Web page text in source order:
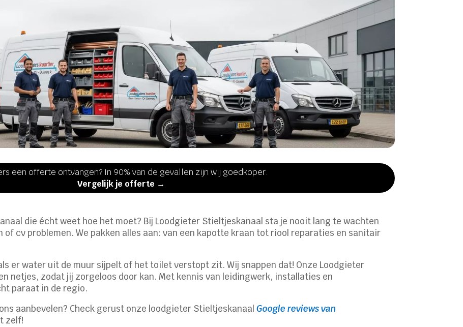
een offerte ontvangen? In 90% van de gevallen zijn wij goedkoper.
Vergelijk je offerte →
die écht weet hoe het moet? Bij Loodgieter Stieltjeskanaal sta je nooit lang te wachten
of cv problemen. We pakken alles aan: van een kapotte kraan tot riool reparaties en sanitair
er water uit de muur sijpelt of het toilet verstopt zit. Wij snappen dat! Onze Loodgieter
netjes, zodat jij zorgeloos door kan. Met kennis van leidingwerk, installaties en
paraat in de regio.
aanbevelen? Check gerust onze loodgieter StieltjeskanaalGoogle reviews van
zelf!